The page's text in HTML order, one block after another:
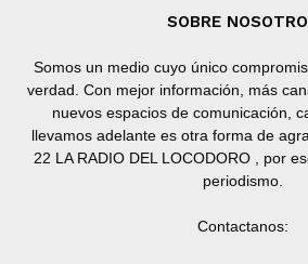
SOBRE
Somos un medio cuyo único
verdad. Con mejor información, más
nuevos espacios de comunicación,
llevamos adelante es otra forma de
22 LA RADIO DEL LOCODORO , por
periodismo.
Contactanos: